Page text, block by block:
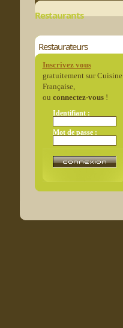
Restaurants
Restaurateurs
Inscrivez vous
gratuitement sur Cuisine
Française,
ou connectez-vous!
Identifiant :
Mot de passe :